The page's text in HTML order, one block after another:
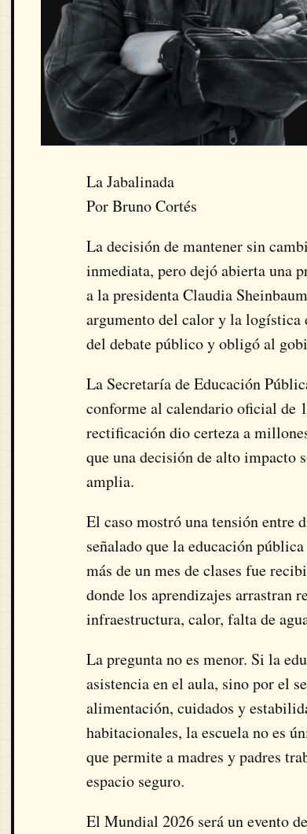
La Jabalinada
Por Bruno Cortés
La decisión de mantener sin
inmediata, pero dejó abierta una
a la presidenta Claudia
argumento del calor y la
del debate público y obligó al
La Secretaría de Educación
conforme al calendario oficial de
rectificación dio certeza a
que una decisión de alto impacto
amplia.
El caso mostró una tensión entre
señalado que la educación
más de un mes de clases fue
donde los aprendizajes arrastran
infraestructura, calor, falta de
La pregunta no es menor. Si la
asistencia en el aula, sino por el
alimentación, cuidados y
habitacionales, la escuela no es
que permite a madres y padres
espacio seguro.
El Mundial 2026 será un evento